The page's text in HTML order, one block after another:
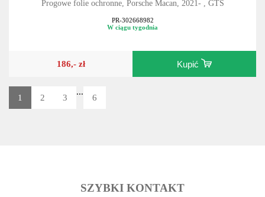
Progowe folie ochronne, Porsche Macan, 2021- , GTS
PR-302668982
W ciągu tygodnia
186,- zł Kupić
1 2 3
...
6
SZYBKI KONTAKT